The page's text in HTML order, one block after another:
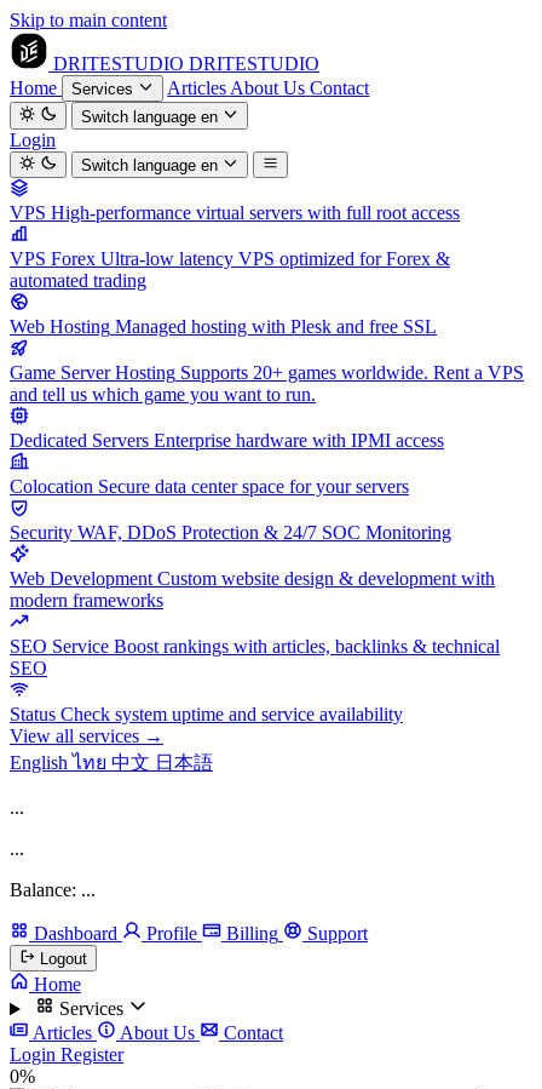
Skip to main content
DRITESTUDIO DRITESTUDIO
Home
Services Articles About Us Contact
Switch languageen
Login
Switch languageen
VPS High-performance virtual servers with full root access
VPS Forex Ultra-low latency VPS optimized for Forex &
automated trading
Web Hosting Managed hosting with Plesk and free SSL
Game Server Hosting Supports 20+ games worldwide. Rent a VPS
and tell us which game you want to run.
Dedicated Servers Enterprise hardware with IPMI access
Colocation Secure data center space for your servers
Security WAF, DDoS Protection & 24/7 SOC Monitoring
Web Development Custom website design & development with
modern frameworks
SEO Service Boost rankings with articles, backlinks & technical
SEO
Status Check system uptime and service availability
View all services →
Englishไทย 中文 日本語
...
...
Balance: ...
Dashboard Profile Billing Support
Logout
Home
Services
Articles
About Us
Contact
Login Register
0%